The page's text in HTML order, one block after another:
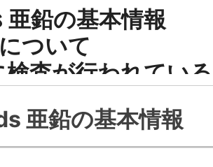
亜鉛の基本情報
について
検査が行われている
ズ
ている
亜鉛の基本情報